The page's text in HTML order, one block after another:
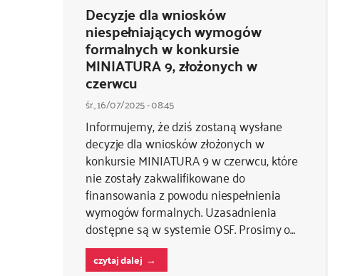
Decyzje dla wniosków
niespełniających wymogów
formalnych w konkursie
MINIATURA 9, złożonych w
czerwcu
śr., 16/07/2025 - 08:45
Informujemy, że dziś zostaną wysłane
decyzje dla wniosków złożonych w
konkursie MINIATURA 9 w czerwcu, które
nie zostały zakwalifikowane do
finansowania z powodu niespełnienia
wymogów formalnych. Uzasadnienia
dostępne są w systemie OSF. Prosimy o…
czytaj dalej